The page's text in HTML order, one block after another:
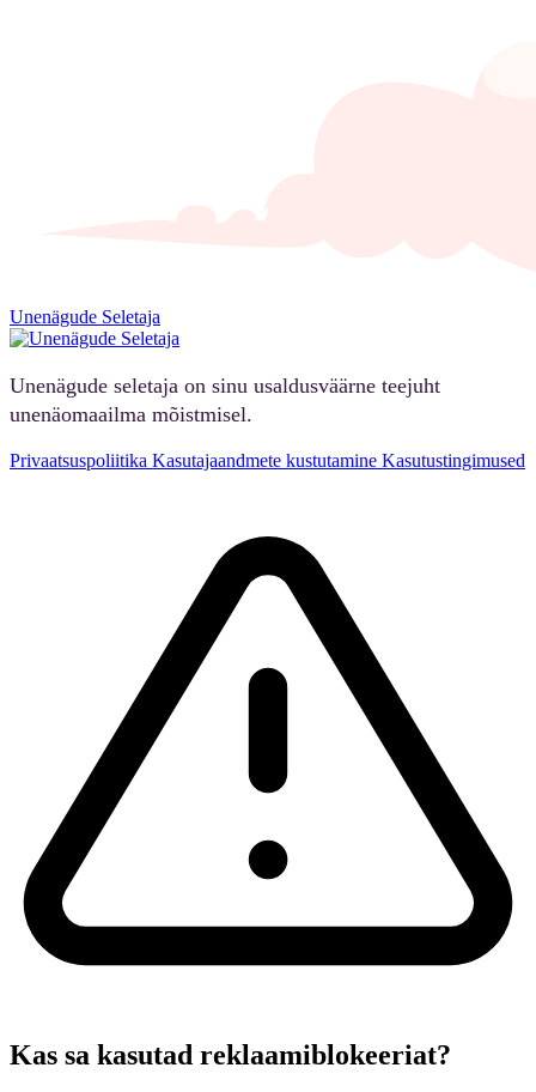
Unenägude Seletaja
Unenägude seletaja on sinu usaldusväärne teejuht
unenäomaailma mõistmisel.
Privaatsuspoliitika Kasutajaandmete kustutamine Kasutustingimused
Kas sa kasutad reklaamiblokeeriat?